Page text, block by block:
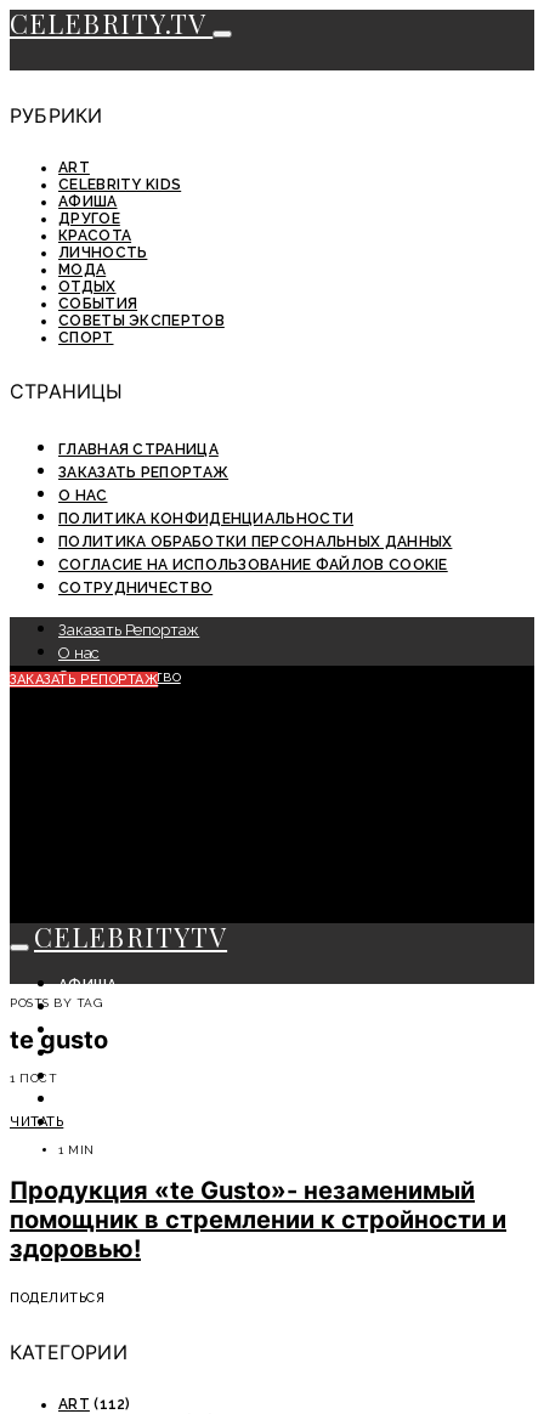
CELEBRITY.TV
РУБРИКИ
ART
CELEBRITY KIDS
АФИША
ДРУГОЕ
КРАСОТА
ЛИЧНОСТЬ
МОДА
ОТДЫХ
СОБЫТИЯ
СОВЕТЫ ЭКСПЕРТОВ
СПОРТ
СТРАНИЦЫ
ГЛАВНАЯ СТРАНИЦА
ЗАКАЗАТЬ РЕПОРТАЖ
О НАС
ПОЛИТИКА КОНФИДЕНЦИАЛЬНОСТИ
ПОЛИТИКА ОБРАБОТКИ ПЕРСОНАЛЬНЫХ ДАННЫХ
СОГЛАСИЕ НА ИСПОЛЬЗОВАНИЕ ФАЙЛОВ COOKIE
СОТРУДНИЧЕСТВО
Заказать Репортаж
О нас
Сотрудничество
ЗАКАЗАТЬ РЕПОРТАЖ
CELEBRITYTV
АФИША
СОБЫТИЯ
КРАСОТА
МОДА
СОВЕТЫ ЭКСПЕРТОВ
POSTS BY TAG
te gusto
1 ПОСТ
ЧИТАТЬ
1 MIN
Продукция «te Gusto»- незаменимый
помощник в стремлении к стройности и
здоровью!
ПОДЕЛИТЬСЯ
КАТЕГОРИИ
ART (112)